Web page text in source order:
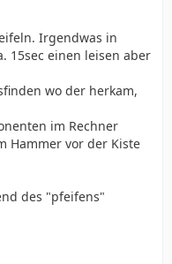
Irgendwas in
15sec einen leisen aber
wo der herkam,
im Rechner
Hammer vor der Kiste
des "pfeifens"